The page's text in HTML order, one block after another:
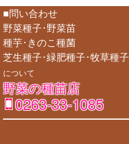
■問い合わせ
野菜種子･野菜苗
種芋･きのこ種菌
芝生種子･緑肥種子･牧草種子
について
野菜の種苗店
0263-33-1085